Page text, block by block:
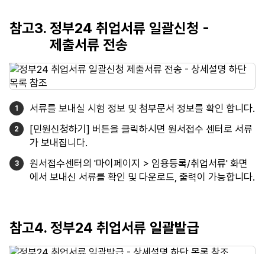
참고3. 정부24 취업서류 일괄신청 -
제출서류 전송
서류를 보내실 시험 정보 및 첨부문서 정보를 확인 합니다.
[민원신청하기] 버튼을 클릭하시면 원서접수 센터로 서류
가 보내집니다.
원서접수센터의 '마이페이지 > 임용등록/취업서류' 화면
에서 보내신 서류를 확인 및 다운로드, 출력이 가능합니다.
참고4. 정부24 취업서류 일괄발급